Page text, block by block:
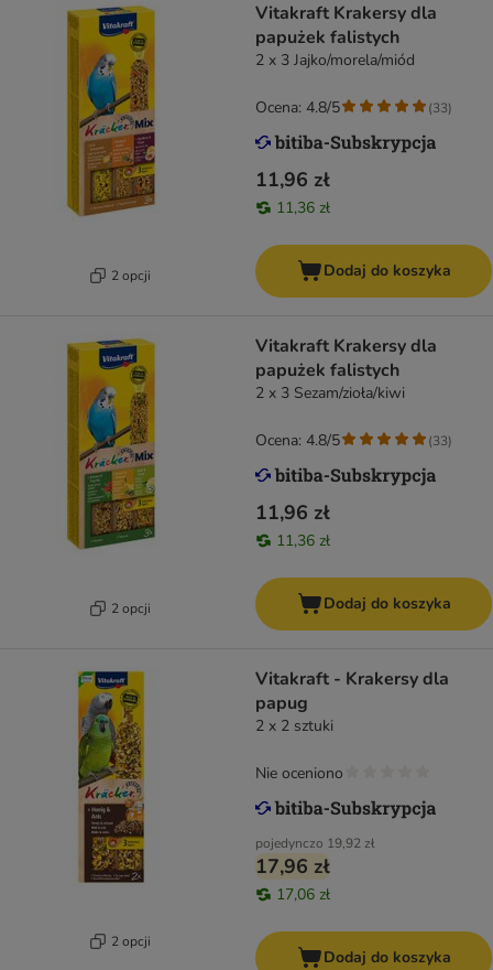
2 opcji
Vitakraft Krakersy dla
papużek falistych
2 x 3 Jajko/morela/miód
11,96 zł
11,36 zł
Ocena: 4.8/5 (33)
Dodaj do koszyka
2 opcji
Vitakraft Krakersy dla
papużek falistych
2 x 3 Sezam/zioła/kiwi
11,96 zł
11,36 zł
Ocena: 4.8/5 (33)
Dodaj do koszyka
2 opcji
Vitakraft - Krakersy dla
papug
2 x 2 sztuki
pojedynczo 19,92 zł
17,96 zł
17,06 zł
Nie oceniono
Dodaj do koszyka